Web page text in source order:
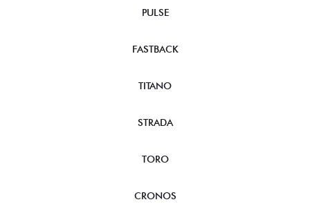
PULSE
FASTBACK
TITANO
STRADA
TORO
CRONOS